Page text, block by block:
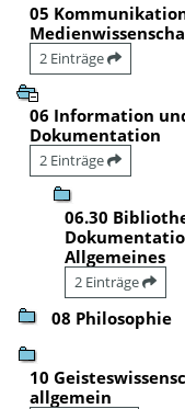
05
2 Einträge
06 Information
Dokumentation
2 Einträge
06.30
Allgemeines
2 Einträge
08 Philosophie
10
allgemein